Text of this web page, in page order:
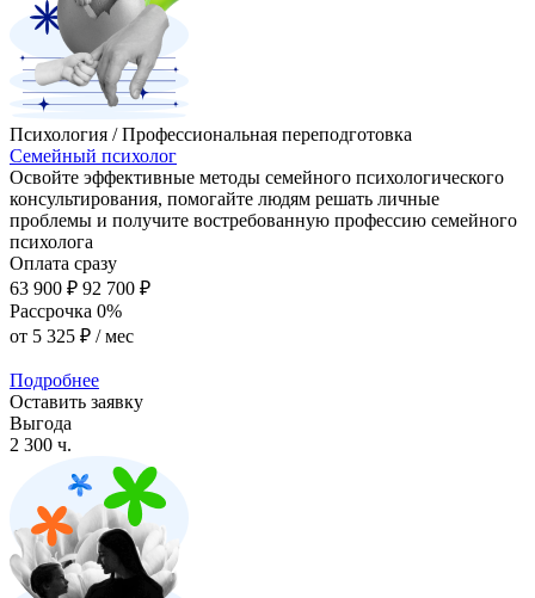
Психология / Профессиональная переподготовка
Семейный психолог
Освойте эффективные методы семейного психологического
консультирования, помогайте людям решать личные
проблемы и получите востребованную профессию семейного
психолога
Оплата сразу
63 900 ₽ 92 700 ₽
Рассрочка 0%
от 5 325 ₽ / мес
Подробнее
Оставить заявку
Выгода
2 300 ч.